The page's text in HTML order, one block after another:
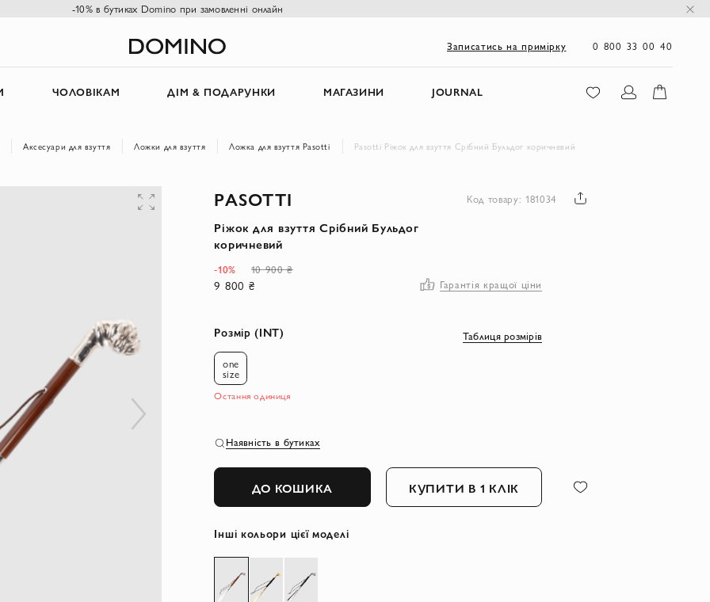
-10% в бутиках Domino при замовленні онлайн
Записатись на примірку 0 800 33 00 40
ЧОЛОВІКАМ ДІМ & ПОДАРУНКИ МАГАЗИНИ JOURNAL
Аксесуари для взуття Ложки для взуття Ложка для взуття Pasotti Pasotti Ріжок для взуття Срібний Бульдог коричневий
PASOTTI Код товару: 181034
Ріжок для взуття Срібний Бульдог
коричневий
-10% 10 900 ₴
9 800 ₴ Гарантія кращої ціни
Розмір (INT)
one
size
Остання одиниця
Таблиця розмірів
Наявність в бутиках
ДО КОШИКА КУПИТИ В 1 КЛІК
Інші кольори цієї моделі